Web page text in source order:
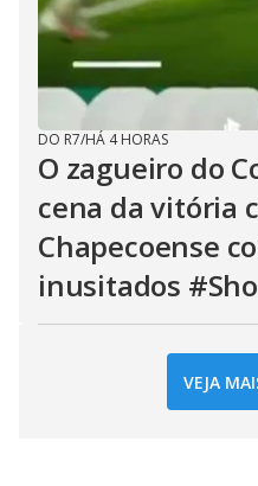
DO R7/HÁ 4 HORAS
O zagueiro do
cena da vitória
Chapecoense
inusitados
VEJA